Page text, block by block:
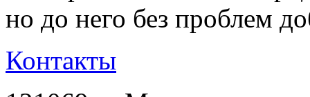
но до него без проблем
Контакты